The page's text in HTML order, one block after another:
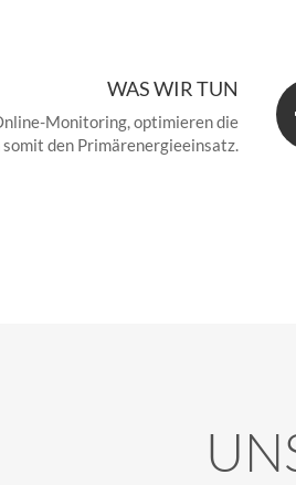
WAS WIR TUN
Monitoring, optimieren die
den Primärenergieeinsatz.